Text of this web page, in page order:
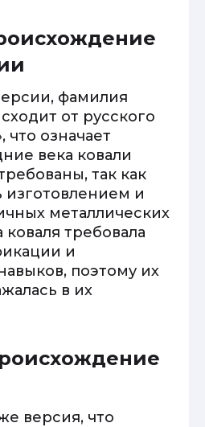
фамилия
от русского
что означает
века ковали
так как
изготовлением и
металлических
требовала
и
поэтому их
в их
версия, что